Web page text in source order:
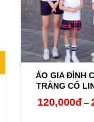
ÁO GIA ĐÌNH
TRẮNG CỔ
120,000đ –